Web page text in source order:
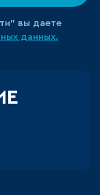
вы даете
данных.